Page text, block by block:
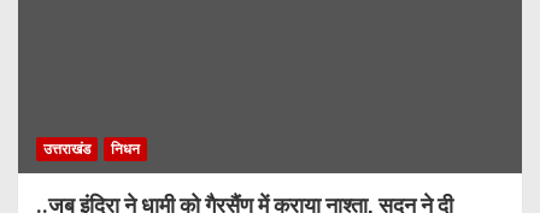
उत्तराखंड निधन
..जब इंदिरा ने धामी को गैरसैंण में कराया नाश्ता, सदन ने दी